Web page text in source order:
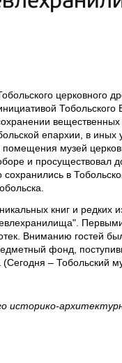
церковного
вещественных
епархии, в
помещения музей
и просуществовал
сохранились в
книг и редких
Вниманию гостей
фонд,
– Тобольский
историко-